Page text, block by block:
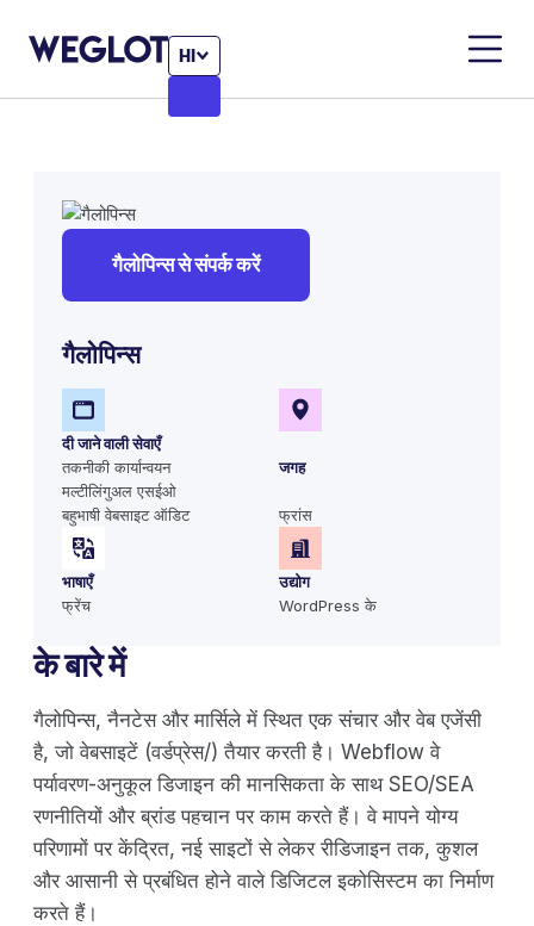
HI
गैलोपिन्स से संपर्क करें
गैलोपिन्स
दी जाने वाली सेवाएँ
तकनीकी कार्यान्वयन
मल्टीलिंगुअल एसईओ
बहुभाषी वेबसाइट ऑडिट
जगह
फ्रांस
भाषाएँ
फ्रेंच
उद्योग
WordPress के
के बारे में
गैलोपिन्स, नैनटेस और मार्सिले में स्थित एक संचार और वेब एजेंसी
है, जो वेबसाइटें (वर्डप्रेस/) तैयार करती है। Webflow वे
पर्यावरण-अनुकूल डिजाइन की मानसिकता के साथ SEO/SEA
रणनीतियों और ब्रांड पहचान पर काम करते हैं। वे मापने योग्य
परिणामों पर केंद्रित, नई साइटों से लेकर रीडिजाइन तक, कुशल
और आसानी से प्रबंधित होने वाले डिजिटल इकोसिस्टम का निर्माण
करते हैं।